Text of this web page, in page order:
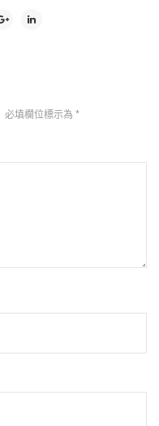
必填欄位標示為 *